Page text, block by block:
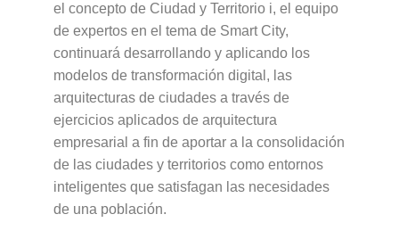
el concepto de Ciudad y Territorio i, el equipo
de expertos en el tema de Smart City,
continuará desarrollando y aplicando los
modelos de transformación digital, las
arquitecturas de ciudades a través de
ejercicios aplicados de arquitectura
empresarial a fin de aportar a la consolidación
de las ciudades y territorios como entornos
inteligentes que satisfagan las necesidades
de una población.